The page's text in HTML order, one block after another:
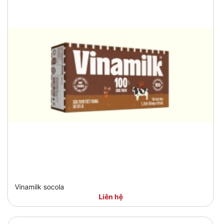
Vinamilk socola
Liên hệ